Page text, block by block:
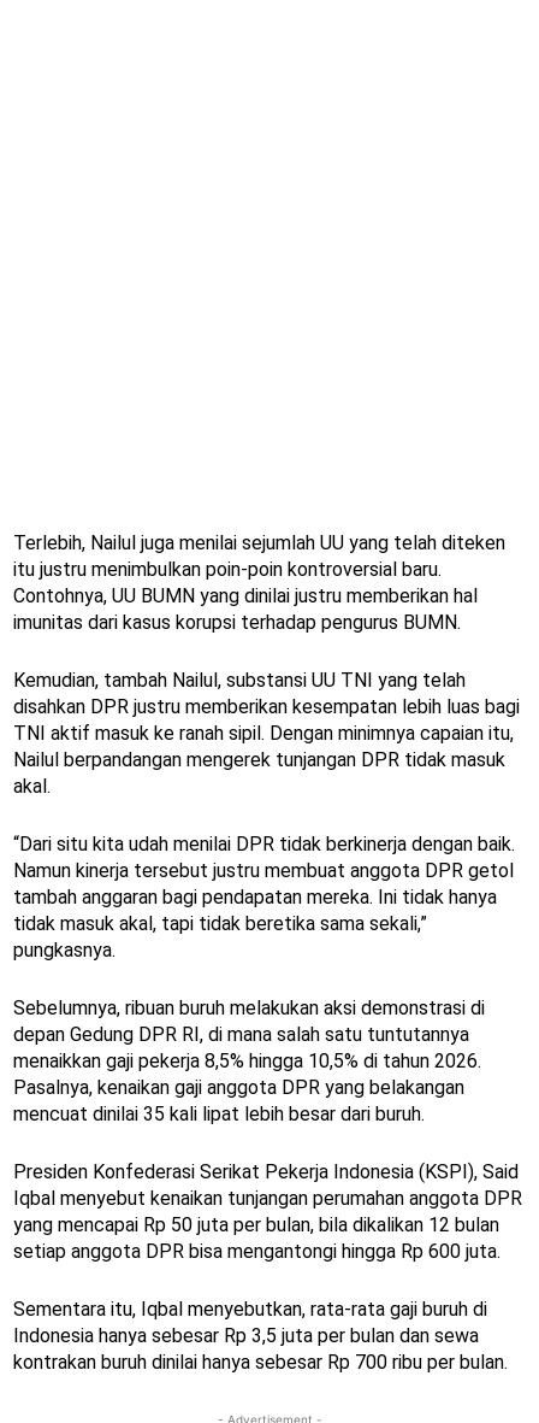
Terlebih, Nailul juga menilai sejumlah UU yang telah diteken
itu justru menimbulkan poin-poin kontroversial baru.
Contohnya, UU BUMN yang dinilai justru memberikan hal
imunitas dari kasus korupsi terhadap pengurus BUMN.
Kemudian, tambah Nailul, substansi UU TNI yang telah
disahkan DPR justru memberikan kesempatan lebih luas bagi
TNI aktif masuk ke ranah sipil. Dengan minimnya capaian itu,
Nailul berpandangan mengerek tunjangan DPR tidak masuk
akal.
“Dari situ kita udah menilai DPR tidak berkinerja dengan baik.
Namun kinerja tersebut justru membuat anggota DPR getol
tambah anggaran bagi pendapatan mereka. Ini tidak hanya
tidak masuk akal, tapi tidak beretika sama sekali,”
pungkasnya.
Sebelumnya, ribuan buruh melakukan aksi demonstrasi di
depan Gedung DPR RI, di mana salah satu tuntutannya
menaikkan gaji pekerja 8,5% hingga 10,5% di tahun 2026.
Pasalnya, kenaikan gaji anggota DPR yang belakangan
mencuat dinilai 35 kali lipat lebih besar dari buruh.
Presiden Konfederasi Serikat Pekerja Indonesia (KSPI), Said
Iqbal menyebut kenaikan tunjangan perumahan anggota DPR
yang mencapai Rp 50 juta per bulan, bila dikalikan 12 bulan
setiap anggota DPR bisa mengantongi hingga Rp 600 juta.
Sementara itu, Iqbal menyebutkan, rata-rata gaji buruh di
Indonesia hanya sebesar Rp 3,5 juta per bulan dan sewa
kontrakan buruh dinilai hanya sebesar Rp 700 ribu per bulan.
- Advertisement -